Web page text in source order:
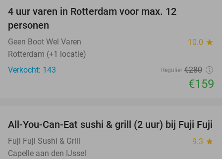
4 uur varen in Rotterdam voor max. 12
personen
Geen Boot Wel Varen 10.0 star
Rotterdam (+1 locatie)
Verkocht: 143
Regulier €280
€159
21%
All-You-Can-Eat sushi & grill (2 uur) bij Fuji Fuji
Fuji Fuji Sushi & Grill 9.3 star
Capelle aan den IJssel